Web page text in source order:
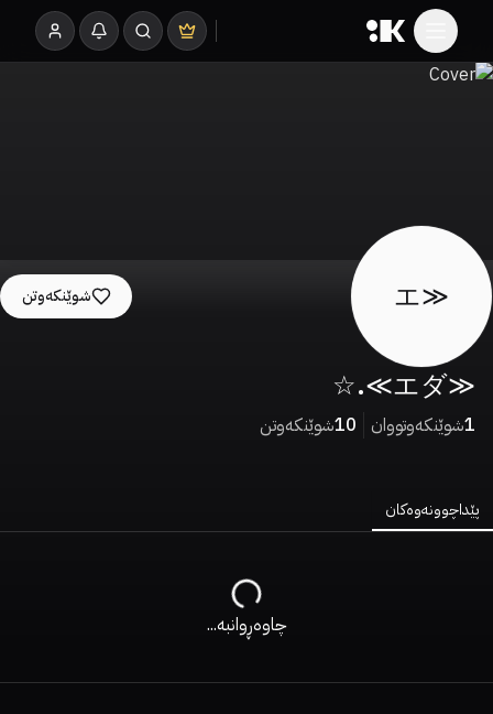
≪エ
≪エダ≫.☆
1شوێنکەوتووان 10شوێنکەوتن
شوێنکەوتن
پێداچوونەوەکان
چاوەڕوانبە...